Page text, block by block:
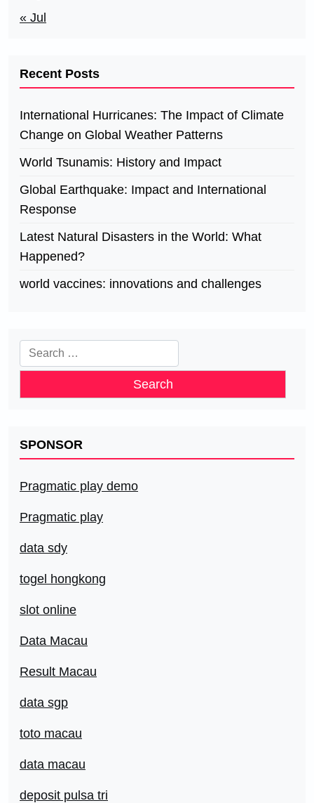
« Jul
Recent Posts
International Hurricanes: The Impact of Climate
Change on Global Weather Patterns
World Tsunamis: History and Impact
Global Earthquake: Impact and International
Response
Latest Natural Disasters in the World: What
Happened?
world vaccines: innovations and challenges
Search
for:
SPONSOR
Pragmatic play demo
Pragmatic play
data sdy
togel hongkong
slot online
Data Macau
Result Macau
data sgp
toto macau
data macau
deposit pulsa tri